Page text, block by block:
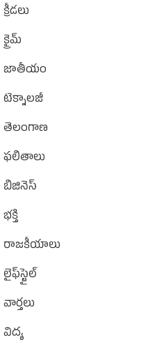
క్రీడలు
క్రైమ్
జాతీయం
టెక్నాలజీ
తెలంగాణ
ఫలితాలు
బిజినెస్
భక్తి
రాజకీయాలు
లైఫ్‌స్టైల్‌
వార్తలు
విద్య